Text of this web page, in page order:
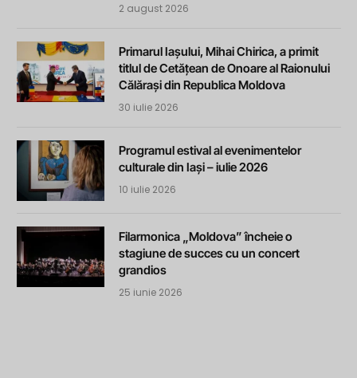
2 august 2026
Primarul Iașului, Mihai Chirica, a primit
titlul de Cetățean de Onoare al Raionului
Călărași din Republica Moldova
30 iulie 2026
Programul estival al evenimentelor
culturale din Iași – iulie 2026
10 iulie 2026
Filarmonica „Moldova” încheie o
stagiune de succes cu un concert
grandios
25 iunie 2026